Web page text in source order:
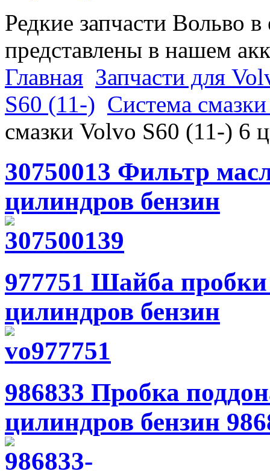
Редкие запчасти Вольво
представлены в нашем
Главная Запчасти для
S60 (11-) Система
смазки Volvo S60 (11-) 6
30750013 Фильтр
цилиндров бензин
977751 Шайба пробки
цилиндров бензин
986833 Пробка
цилиндров бензин